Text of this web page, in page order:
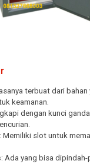
terbuat dari
keamanan.
dengan kunci
: Memiliki slot untuk
: Ada yang bisa